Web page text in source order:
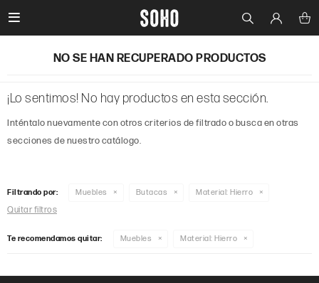

NO SE HAN RECUPERADO PRODUCTOS
¡Lo sentimos! No hay productos en esta sección.
Inténtalo nuevamente con otros criterios de filtrado o busca en otras
secciones de nuestro catálogo.
Filtrando por: Muebles Butacas Material: Hierro
Quitar filtros
Te recomendamos quitar: Muebles Material: Hierro